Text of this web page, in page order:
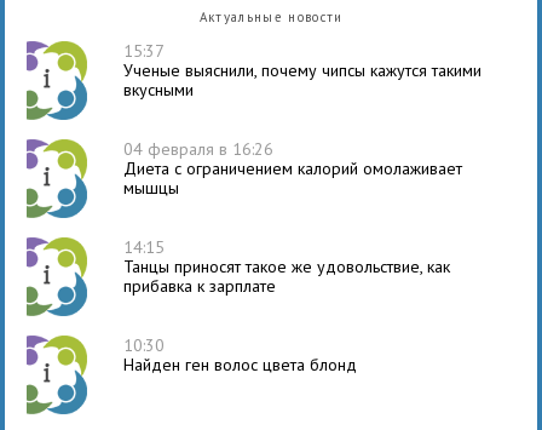
Актуальные новости
15:37
Ученые выяснили, почему чипсы кажутся такими
вкусными
04 февраля в 16:26
Диета с ограничением калорий омолаживает
мышцы
14:15
Танцы приносят такое же удовольствие, как
прибавка к зарплате
10:30
Найден ген волос цвета блонд